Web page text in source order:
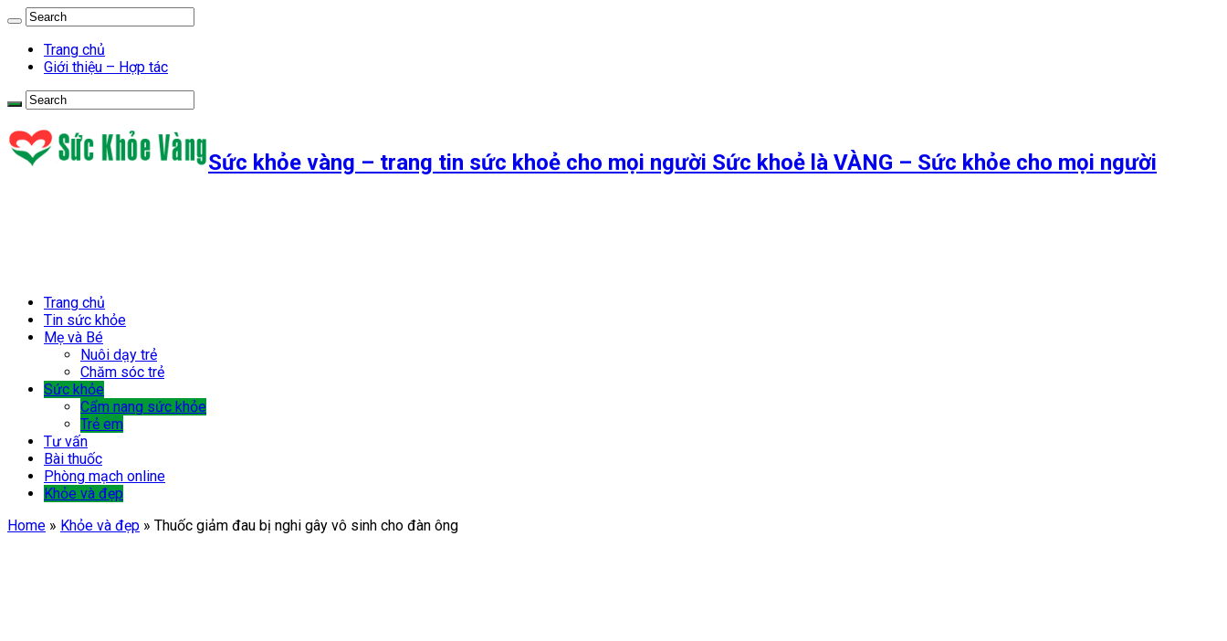
Trang chủ
Giới thiệu – Hợp tác
Sức khỏe vàng – trang tin sức khoẻ cho mọi người Sức khoẻ là VÀNG – Sức khỏe cho mọi người
Trang chủ
Tin sức khỏe
Mẹ và Bé
Nuôi dạy trẻ
Chăm sóc trẻ
Sức khỏe
Cẩm nang sức khỏe
Trẻ em
Tư vấn
Bài thuốc
Phòng mạch online
Khỏe và đẹp
Home » Khỏe và đẹp » Thuốc giảm đau bị nghi gây vô sinh cho đàn ông